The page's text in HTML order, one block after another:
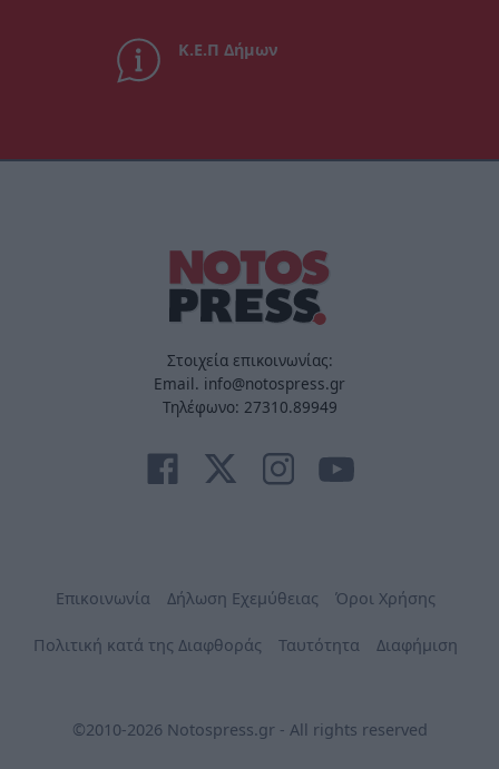
Κ.Ε.Π Δήμων
Στοιχεία επικοινωνίας:
Email. info@notospress.gr
Τηλέφωνο: 27310.89949
Επικοινωνία Δήλωση Εχεμύθειας Όροι Χρήσης
Πολιτική κατά της Διαφθοράς Ταυτότητα Διαφήμιση
©2010-2026 Notospress.gr - All rights reserved